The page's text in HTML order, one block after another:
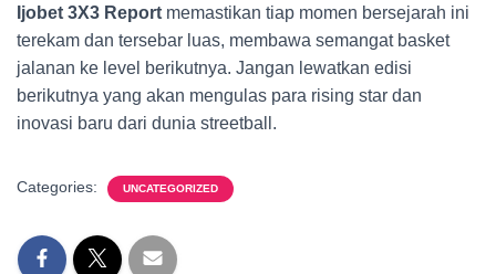
Ijobet 3X3 Report memastikan tiap momen bersejarah ini
terekam dan tersebar luas, membawa semangat basket
jalanan ke level berikutnya. Jangan lewatkan edisi
berikutnya yang akan mengulas para rising star dan
inovasi baru dari dunia streetball.
Categories: UNCATEGORIZED